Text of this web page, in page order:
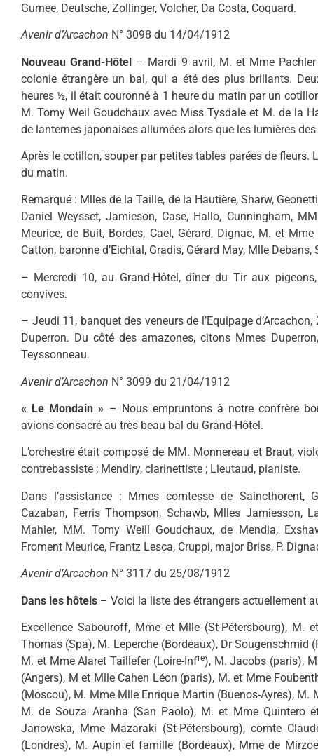
Gurnee, Deutsche, Zollinger, Volcher, Da Costa, Coquard.
Avenir d’Arcachon N° 3098 du 14/04/1912
Nouveau Grand-Hôtel – Mardi 9 avril, M. et Mme
colonie étrangère un bal, qui a été des plus brillants.
heures ½, il était couronné à 1 heure du matin par un
M. Tomy Weil Goudchaux avec Miss Tysdale et M. de la
de lanternes japonaises allumées alors que les lumières
Après le cotillon, souper par petites tables parées de fleurs.
du matin.
Remarqué : Mlles de la Taille, de la Hautière, Sharw,
Daniel Weysset, Jamieson, Case, Hallo, Cunningham,
Meurice, de Buit, Bordes, Cael, Gérard, Dignac, M. et
Catton, baronne d’Eichtal, Gradis, Gérard May, Mlle
– Mercredi 10, au Grand-Hôtel, dîner du Tir aux
convives.
– Jeudi 11, banquet des veneurs de l’Equipage
Duperron. Du côté des amazones, citons Mmes
Teyssonneau.
Avenir d’Arcachon N° 3099 du 21/04/1912
« Le Mondain » – Nous empruntons à notre confrère
avions consacré au très beau bal du Grand-Hôtel.
L’orchestre était composé de MM. Monnereau et Braut,
contrebassiste ; Mendiry, clarinettiste ; Lieutaud, pianiste.
Dans l’assistance : Mmes comtesse de Saincthorent,
Cazaban, Ferris Thompson, Schawb, Mlles Jamiesson,
Mahler, MM. Tomy Weill Goudchaux, de Mendia,
Froment Meurice, Frantz Lesca, Cruppi, major Briss, P.
Avenir d’Arcachon N° 3117 du 25/08/1912
Dans les hôtels – Voici la liste des étrangers actuellement
Excellence Sabouroff, Mme et Mlle (St-Pétersbourg), M.
Thomas (Spa), M. Leperche (Bordeaux), Dr Sougenschmid
M. et Mme Alaret Taillefer (Loire-Infre), M. Jacobs (paris),
(Angers), M et Mlle Cahen Léon (paris), M. et Mme
(Moscou), M. Mme Mlle Enrique Martin (Buenos-Ayres),
M. de Souza Aranha (San Paolo), M. et Mme Quintero
Janowska, Mme Mazaraki (St-Pétersbourg), comte
(Londres), M. Aupin et famille (Bordeaux), Mme de